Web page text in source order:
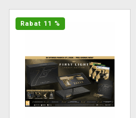
Rabat 11 %